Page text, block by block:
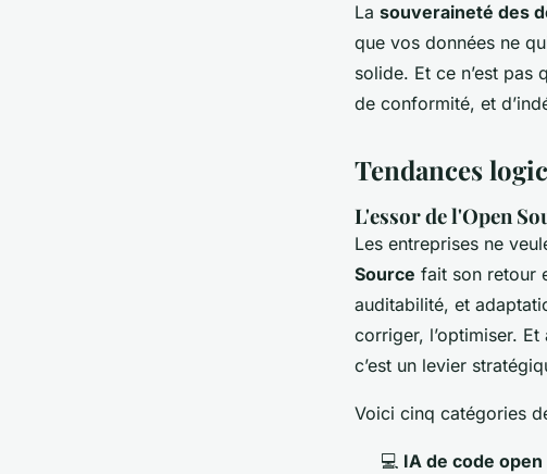
La souveraineté des
que vos données ne
solide. Et ce n’est pas
de conformité, et
Tendances
L'essor de l'Open
Les entreprises ne
Source fait son retour
auditabilité, et
corriger, l’optimiser.
c’est un levier
Voici cinq catégories
💻 IA de code